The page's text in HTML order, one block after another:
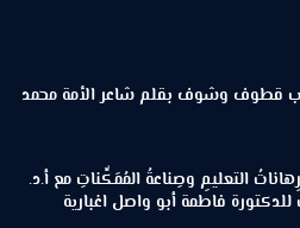
قطوف وشوف بقلم شاعر الأمة محمد
التعليمِ وصِناعةُ المُمَكِّناتِ مع أ.د.
فاطمة أبو واصل اغبارية